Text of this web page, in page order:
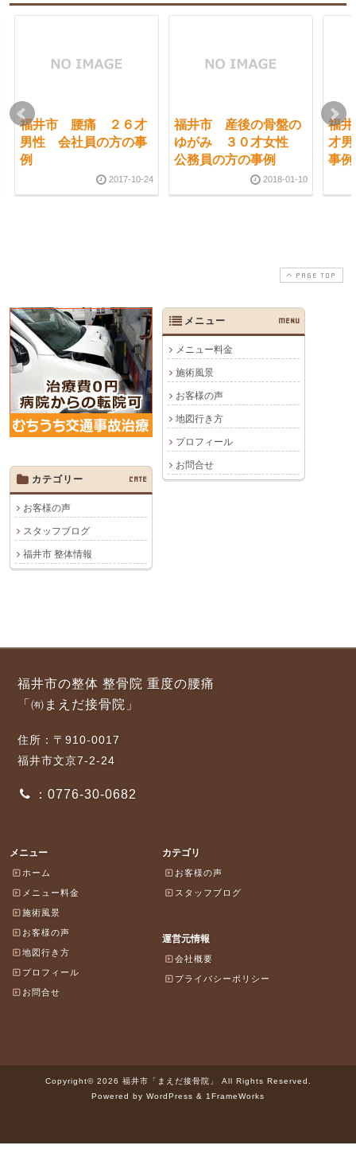
福井市 腰痛 ２６才
男性 会社員の方の事
例
2017-10-24
福井市 産後の骨盤の
ゆがみ ３０才女性
公務員の方の事例
2018-01-10
福
才
事例
PAGE TOP
メニュー MENU
メニュー料金
施術風景
お客様の声
地図行き方
プロフィール
お問合せ
カテゴリー
CATE
お客様の声
スタッフブログ
福井市 整体情報
福井市の整体 整骨院 重度の腰痛
「㈲まえだ接骨院」
住所：〒910-0017
福井市文京7-2-24
：0776-30-0682
メニュー
ホーム
メニュー料金
施術風景
お客様の声
地図行き方
プロフィール
お問合せ
カテゴリ
お客様の声
スタッフブログ
運営元情報
会社概要
プライバシーポリシー
Copyright© 2026 福井市「まえだ接骨院」 All Rights Reserved.
Powered by WordPress & 1FrameWorks